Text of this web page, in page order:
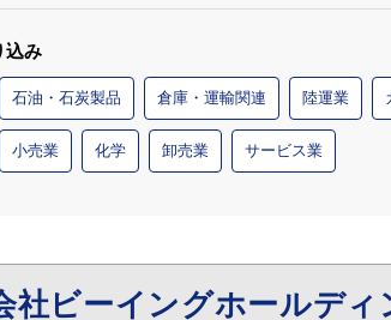
込み
石油・石炭製品 倉庫・運輸関連 陸運業
小売業 化学 卸売業 サービス業
社ビーイングホールディ